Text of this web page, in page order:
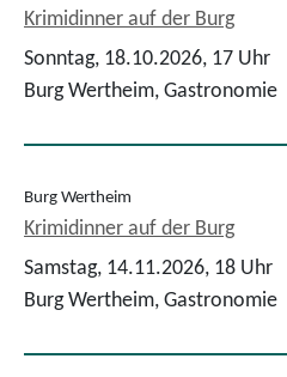
Krimidinner auf der Burg
Sonntag, 18.10.2026, 17 Uhr
Burg Wertheim, Gastronomie
Burg Wertheim
Krimidinner auf der Burg
Samstag, 14.11.2026, 18 Uhr
Burg Wertheim, Gastronomie